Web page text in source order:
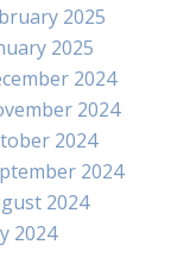
2025
2025
2024
2024
2024
2024
2024
2024